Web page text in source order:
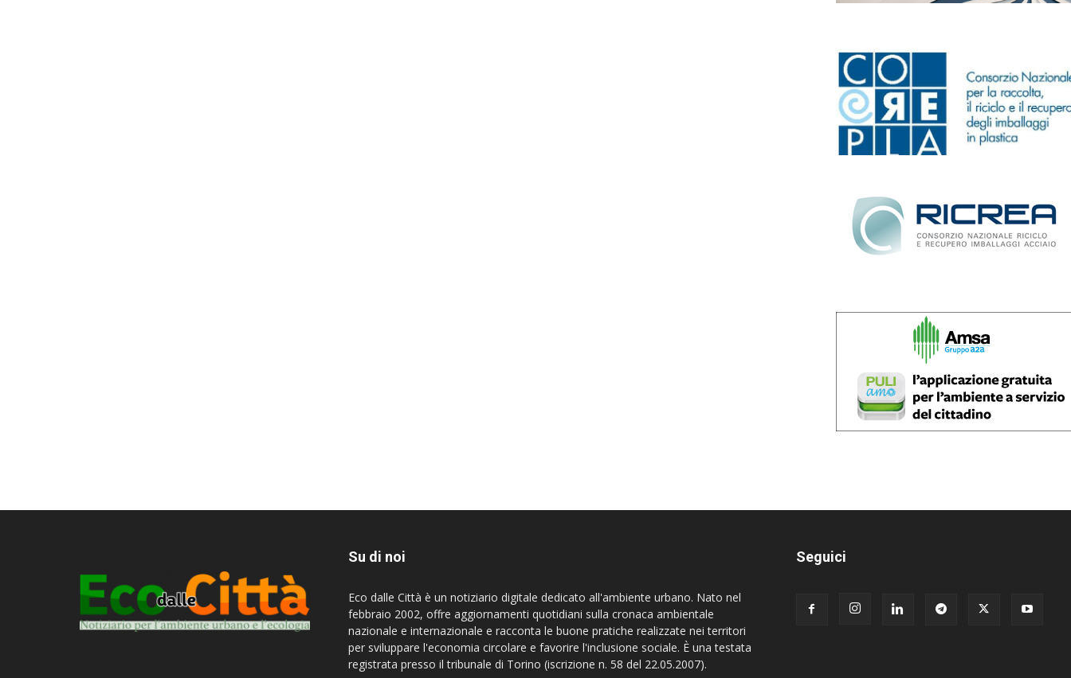
Su di noi
Eco dalle Città è un notiziario digitale dedicato all'ambiente urbano. Nato nel
febbraio 2002, offre aggiornamenti quotidiani sulla cronaca ambientale
nazionale e internazionale e racconta le buone pratiche realizzate nei territori
per sviluppare l'economia circolare e favorire l'inclusione sociale. È una testata
registrata presso il tribunale di Torino (iscrizione n. 58 del 22.05.2007).
Seguici